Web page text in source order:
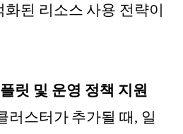
된 리소스 사용 전략이
릿 및 운영 정책 지원
러스터가 추가될 때, 일